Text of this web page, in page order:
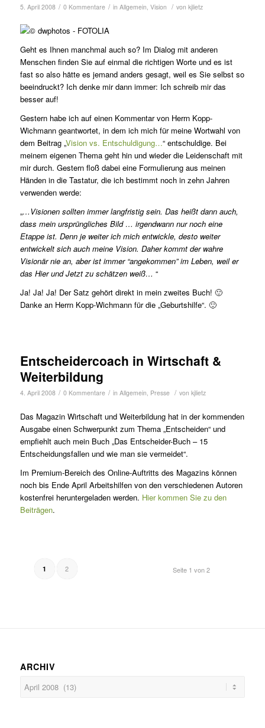
5. April 2008 / 0 Kommentare / in Allgemein Vision / von kjlietz
Geht es Ihnen manchmal auch so? Im Dialog mit anderen
Menschen finden Sie auf einmal die richtigen Worte und es ist
fast so also hätte es jemand anders gesagt, weil es Sie selbst so
beeindruckt? Ich denke mir dann immer: Ich schreib mir das
besser auf!
Gestern habe ich auf einen Kommentar von Herrn Kopp-
Wichmann geantwortet, in dem ich mich für meine Wortwahl von
dem Beitrag „Vision vs. Entschuldigung…“ entschuldige. Bei
meinem eigenen Thema geht hin und wieder die Leidenschaft mit
mir durch. Gestern floß dabei eine Formulierung aus meinen
Händen in die Tastatur, die ich bestimmt noch in zehn Jahren
verwenden werde:
„…Visionen sollten immer langfristig sein. Das heißt dann auch,
dass mein ursprüngliches Bild … irgendwann nur noch eine
Etappe ist. Denn je weiter ich mich entwickle, desto weiter
entwickelt sich auch meine Vision. Daher kommt der wahre
Visionär nie an, aber ist immer “angekommen” im Leben, weil er
das Hier und Jetzt zu schätzen weiß… “
Ja! Ja! Ja! Der Satz gehört direkt in mein zweites Buch! 🙂
Danke an Herrn Kopp-Wichmann für die „Geburtshilfe“. 🙂
Entscheidercoach in Wirtschaft &
Weiterbildung
4. April 2008 / 0 Kommentare / in Allgemein, Presse / von kjlietz
Das Magazin Wirtschaft und Weiterbildung hat in der kommenden
Ausgabe einen Schwerpunkt zum Thema „Entscheiden“ und
empfiehlt auch mein Buch „Das Entscheider-Buch – 15
Entscheidungsfallen und wie man sie vermeidet“.
Im Premium-Bereich des Online-Auftritts des Magazins können
noch bis Ende April Arbeitshilfen von den verschiedenen Autoren
kostenfrei heruntergeladen werden. Hier kommen Sie zu den
Beiträgen.
Seite 1 von 2
1 2
ARCHIV